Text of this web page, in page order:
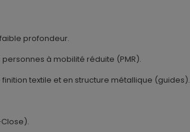
profondeur.
à mobilité réduite (PMR).
textile et en structure métallique (guides).